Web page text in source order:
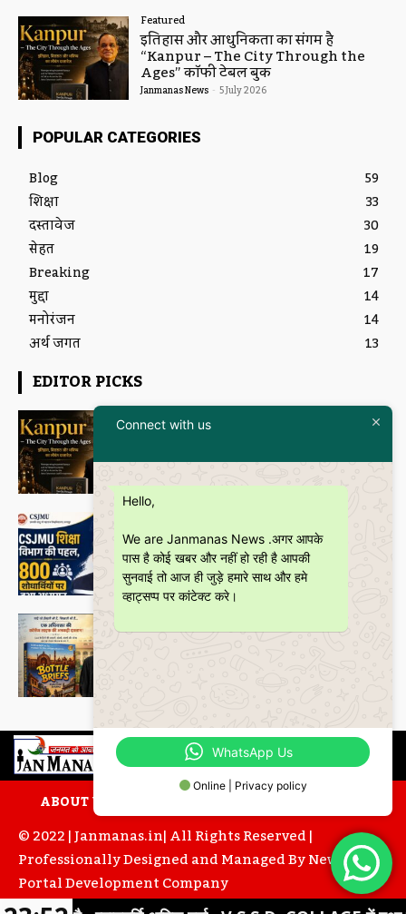
Featured
इतिहास और आधुनिकता का संगम है
“Kanpur – The City Through the
Ages” कॉफी टेबल बुक
Janmanas News - 5 July 2026
POPULAR CATEGORIES
Blog
59
शिक्षा
33
दस्तावेज
30
सेहत
19
Breaking
17
मुद्दा
14
मनोरंजन
14
अर्थ जगत
13
EDITOR PICKS
Featured
इतिहास और आधुनिकता का संगम है
Ages” कॉफी टेबल बुक
Janmanas News - 5 July 2026
CSJMU, कानपुर द्वारा बना ‘जागरूकता पैमाना’
शोध की वैश्विक पहचान को देगा नई दिशा
Janmanas News - 28 June 2026
बॉटल ब्रीफ्स : एक अधिवक्ता की युवा उम्र की
ABOUT US
© 2022 | Janmanas.in| All Rights Reserved |
Professionally Designed and Managed ByNews
Portal DevelopmentCompany
Connect with us
Hello,
We are Janmanas News .अगर आपके
पास है कोई खबर और नहीं हो रही है आपकी
सुनवाई तो आज ही जुड़े हमारे साथ और हमे
व्हाट्सप्प पर कांटेक्ट करे।
WhatsApp Us
Online | Privacy policy